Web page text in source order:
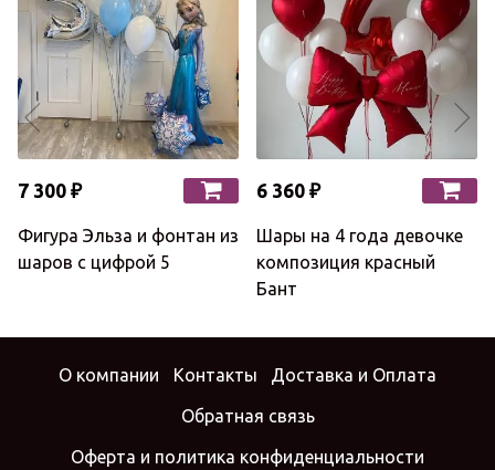
7 300 ₽
Фигура Эльза и фонтан из
шаров с цифрой 5
6 360 ₽
Шары на 4 года девочке
композиция красный
Бант
О компании Контакты Доставка и Оплата
Обратная связь
Оферта и политика конфиденциальности